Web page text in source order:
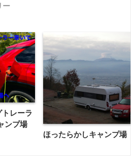
ー
レーラ
ンプ場
ほったらかしキャンプ場